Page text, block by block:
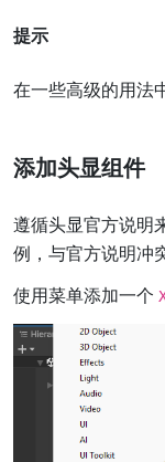
提示
在一些高级的用法
添加头显组件
遵循头显官方说明
例，与官方说明冲
使用菜单添加一个